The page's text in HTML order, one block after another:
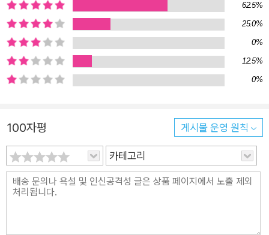
62.5%
25.0%
0%
12.5%
0%
100자평 게시물 운영 원칙
카테고리